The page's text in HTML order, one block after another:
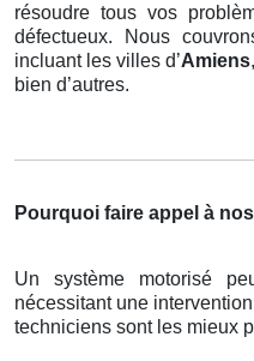
résoudre tous vos
défectueux. Nous
incluant les villes d’Amiens,
bien d’autres.
Pourquoi faire appel à
Un système motorisé
nécessitant une
techniciens sont les mieux